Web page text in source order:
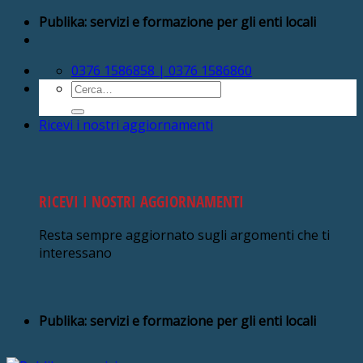
Salta Publika: servizi e formazione per gli enti locali
0376 1586858 | 0376 1586860
Cerca:
Ricevi i nostri aggiornamenti
RICEVI I NOSTRI AGGIORNAMENTI
Resta sempre aggiornato sugli argomenti che ti
interessano
Publika: servizi e formazione per gli enti locali